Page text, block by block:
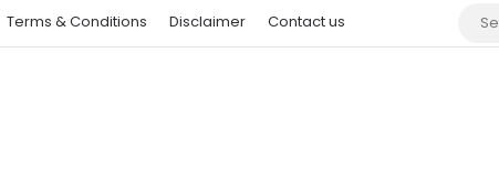
Terms & Conditions Disclaimer Contact us